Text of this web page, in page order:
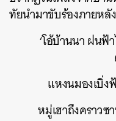
ทัยนำมาขับร้องภายหลั
‘โอ้บ้านนา ฝนฟ้
แหงนมองเบิ่
หมู่เฮาถึงคราวซ